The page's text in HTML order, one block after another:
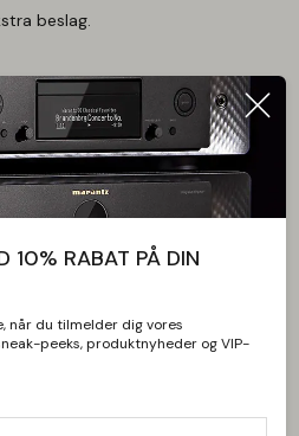
beslag.
med butikken
se dig. Men du kan se vores
service direkte fra
videochat
10% RABAT PÅ DIN
når du tilmelder dig vores
peeks, produktnyheder og VIP-